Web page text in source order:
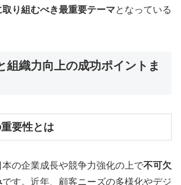
り組むべき最重要テーマとなっている
組織力向上の成功ポイントま
要性とは
の企業成長や競争力強化の上で不可欠
です。近年、顧客ニーズの多様化やデジ